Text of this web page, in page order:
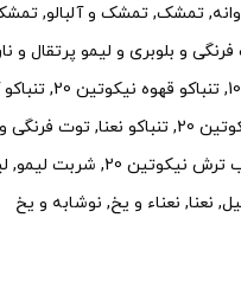
تمشک, تمشک و آلبالو,
و بلوبری و لیمو پرتقال و
تنباکو, تنباکو قهوه نیکوتین 10,
نیکوتین 10, تنباکو کارامل نیکوتین 20, تنباکو نعنا,
سیب ترش نیکوتین 10, سیب ترش نیکوتین
نعنا, نعناء و یخ, نوشابه و یخ